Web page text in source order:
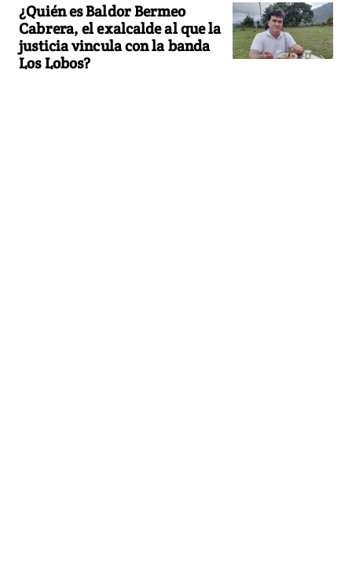
¿Quién es Baldor Bermeo
Cabrera, el exalcalde al que la
justicia vincula con la banda
Los Lobos?